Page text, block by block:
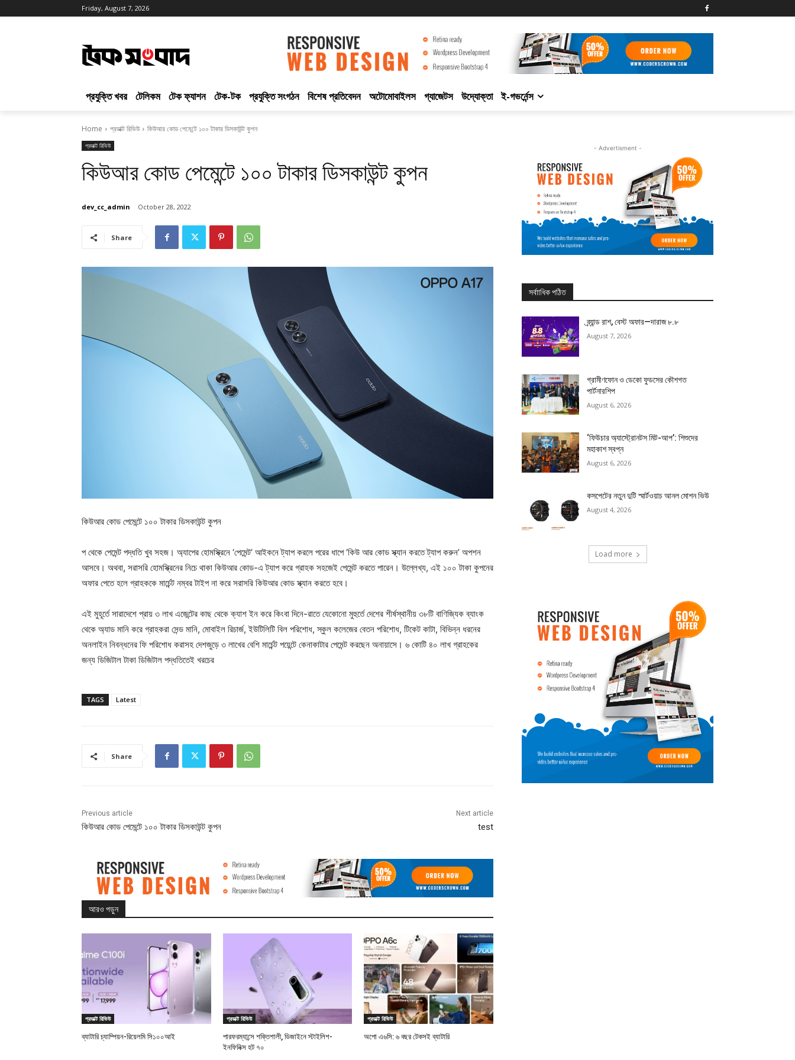
Friday, August 7, 2026
প্রযুক্তি খবর টেলিকম টেক ফ্যাশন টেক-টক প্রযুক্তি সংগঠন বিশেষ প্রতিবেদন অটোমোবাইলস গ্যাজেটস উদ্যোক্তা ই-গভর্নেন্স
Home প্রডাক্ট রিভিউ কিউআর কোড পেমেন্টে ১০০ টাকার ডিসকাউন্ট কুপন
প্রডাক্ট রিভিউ
কিউআর কোড পেমেন্টে ১০০ টাকার ডিসকাউন্ট কুপন
dev_cc_admin October 28, 2022
Share
কিউআর কোড পেমেন্টে ১০০ টাকার ডিসকাউন্ট কুপন
প থেকে পেমেন্ট পদ্ধতি খুব সহজ। অ্যাপের হোমস্ক্রিনে ‘পেমেন্ট’ আইকনে ট্যাপ করলে পরের ধাপে ‘কিউ আর কোড স্ক্যান করতে ট্যাপ করুন’ অপশন
আসবে। অথবা, সরাসরি হোমস্ক্রিনের নিচে থাকা কিউআর কোড-এ ট্যাপ করে গ্রাহক সহজেই পেমেন্ট করতে পারেন। উল্লেখ্য, এই ১০০ টাকা কুপনের
অফার পেতে হলে গ্রাহককে মার্চেন্ট নম্বর টাইপ না করে সরাসরি কিউআর কোড স্ক্যান করতে হবে।
এই মুহূর্তে সারাদেশে প্রায় ৩ লাখ এজেন্টের কাছ থেকে ক্যাশ ইন করে কিংবা দিনে-রাতে যেকোনো মুহুর্তে দেশের শীর্ষস্থানীয় ৩৮টি বাণিজ্যিক ব্যাংক
থেকে অ্যাড মানি করে গ্রাহকরা সেন্ড মানি, মোবাইল রিচার্জ, ইউটিলিটি বিল পরিশোধ, স্কুল কলেজের বেতন পরিশোধ, টিকেট কাটা, বিভিন্ন ধরনের
অনলাইন নিবন্ধনের ফি পরিশোধ করাসহ দেশজুড়ে ৩ লাখের বেশি মার্চেন্ট পয়েন্টে কেনাকাটার পেমেন্ট করছেন অনায়াসে। ৬ কোটি ৪০ লাখ গ্রাহকের
জন্য ডিজিটাল টাকা ডিজিটাল পদ্ধতিতেই খরচের
TAGS Latest
Share
Previous article
কিউআর কোড পেমেন্টে ১০০ টাকার ডিসকাউন্ট কুপন
Next article
test
আরও পড়ুন
প্রডাক্ট রিভিউ
ব্যাটারি চ্যাম্পিয়ন-রিয়েলমি সি১০০আই
প্রডাক্ট রিভিউ
পারফরম্যান্সে শক্তিশালী, ডিজাইনে স্টাইলিশ-
ইনফিনিক্স হট ৭০
প্রডাক্ট রিভিউ
অপো এ৬সি: ৬ বছর টেকসই ব্যাটারি
- Advertisment -
সর্বাাধিক পঠিত
ব্র্যান্ড রাশ, বেস্ট অফার—দারাজ ৮.৮
August 7, 2026
গ্রামীণফোন ও ডেকো ফুডসের কৌশগত
পার্টনারশিপ
August 6, 2026
‘ফিউচার অ্যাস্ট্রোনটস মিট-আপ’: শিশুদের
মহাকাশ স্বপ্ন
August 6, 2026
কসপেটের নতুন দুটি স্মার্টওয়াচ আনল মোশন ভিউ
August 4, 2026
Load more